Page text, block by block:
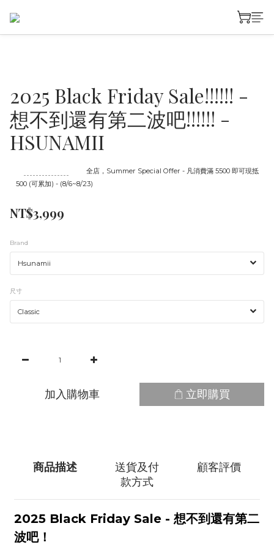
2025 Black Friday Sale!!!!!! -
想不到還有第二波吧!!!!!! -
HSUNAMII
全店，Summer Special Offer - 凡消費滿 5500 即可現抵
500 (可累加) - (8/6~8/23)
NT$3,999
Brand
尺寸
加入購物車 立即購買
商品描述
送貨及付
款方式
顧客評價
2025 Black Friday Sale - 想不到還有第二
波吧！